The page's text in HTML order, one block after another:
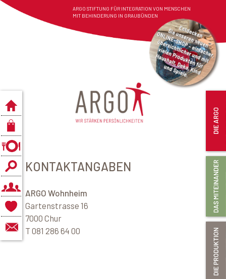
ARGO STIFTUNG FÜR INTEGRATION VON MENSCHEN
MIT BEHINDERUNG IN GRAUBÜNDEN
KONTAKTANGABEN
ARGO Wohnheim
Gartenstrasse 16
7000 Chur
T 081 286 64 00